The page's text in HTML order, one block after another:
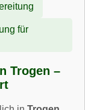
für
Trogen –